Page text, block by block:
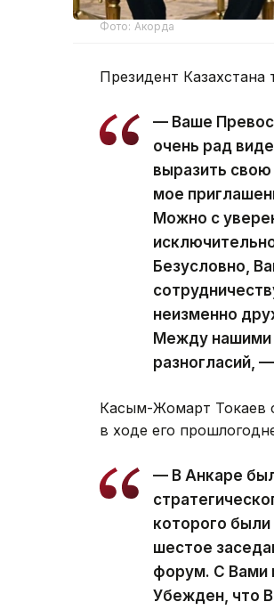
Фото: Акорда
Президент Казахстана
— Ваше
очень рад
выразить
мое
Можно с
Безусловно,
неизменно
Между нашими
разногласий,
Касым-Жомарт Токаев
в ходе его
— В Анкаре
которого
шестое
форум. С Вами
Убежден, что